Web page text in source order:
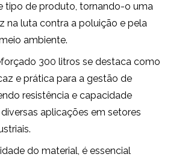
tipo de produto, tornando-o uma
na luta contra a poluição e pela
ambiente.
300 litros se destaca como
e prática para a gestão de
resistência e capacidade
aplicações em setores
do material, é essencial